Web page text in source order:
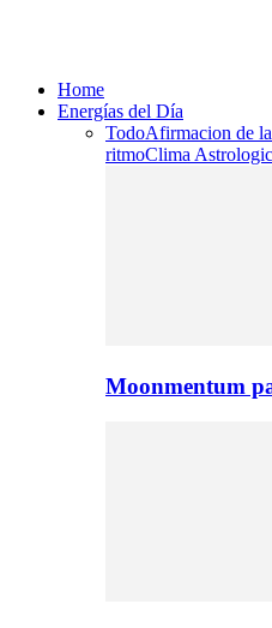
Home
Energías del Día
TodoAfirmacion de la
ritmoClima
Moonmentum